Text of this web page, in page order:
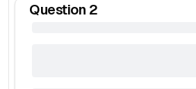
Question 2